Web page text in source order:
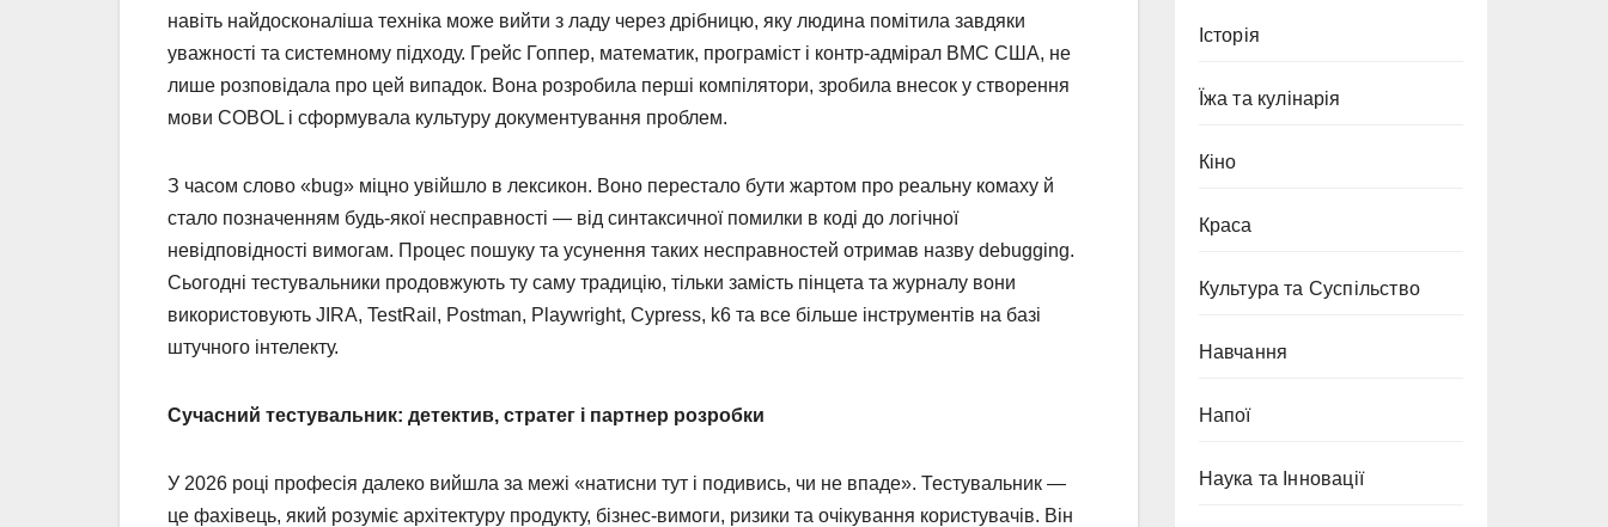
навіть найдосконаліша техніка може вийти з ладу через дрібницю, яку людина помітила завдяки
уважності та системному підходу. Грейс Гоппер, математик, програміст і контр-адмірал ВМС США, не
лише розповідала про цей випадок. Вона розробила перші компілятори, зробила внесок у створення
мови COBOL і сформувала культуру документування проблем.
З часом слово «bug» міцно увійшло в лексикон. Воно перестало бути жартом про реальну комаху й
стало позначенням будь-якої несправності — від синтаксичної помилки в коді до логічної
невідповідності вимогам. Процес пошуку та усунення таких несправностей отримав назву debugging.
Сьогодні тестувальники продовжують ту саму традицію, тільки замість пінцета та журналу вони
використовують JIRA, TestRail, Postman, Playwright, Cypress, k6 та все більше інструментів на базі
штучного інтелекту.
Сучасний тестувальник: детектив, стратег і партнер розробки
У 2026 році професія далеко вийшла за межі «натисни тут і подивись, чи не впаде». Тестувальник —
це фахівець, який розуміє архітектуру продукту, бізнес-вимоги, ризики та очікування користувачів. Він
Історія
Їжа та кулінарія
Кіно
Краса
Культура та Суспільство
Навчання
Напої
Наука та Інновації